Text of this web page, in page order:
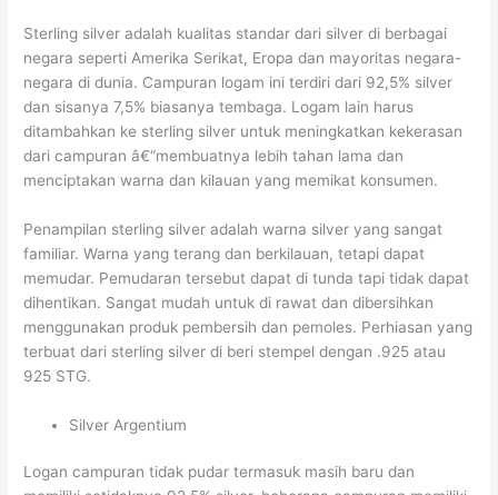
Sterling silver adalah kualitas standar dari silver di berbagai
negara seperti Amerika Serikat, Eropa dan mayoritas negara-
negara di dunia. Campuran logam ini terdiri dari 92,5% silver
dan sisanya 7,5% biasanya tembaga. Logam lain harus
ditambahkan ke sterling silver untuk meningkatkan kekerasan
dari campuran â€“membuatnya lebih tahan lama dan
menciptakan warna dan kilauan yang memikat konsumen.
Penampilan sterling silver adalah warna silver yang sangat
familiar. Warna yang terang dan berkilauan, tetapi dapat
memudar. Pemudaran tersebut dapat di tunda tapi tidak dapat
dihentikan. Sangat mudah untuk di rawat dan dibersihkan
menggunakan produk pembersih dan pemoles. Perhiasan yang
terbuat dari sterling silver di beri stempel dengan .925 atau
925 STG.
Silver Argentium
Logan campuran tidak pudar termasuk masih baru dan